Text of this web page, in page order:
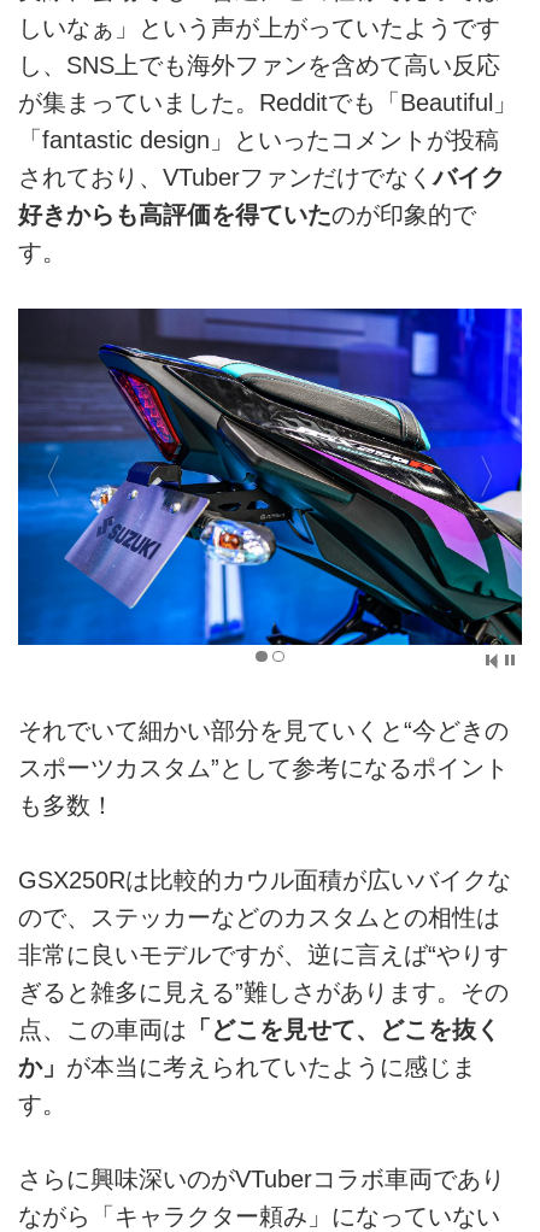
しいなぁ」という声が上がっていたようです
し、SNS上でも海外ファンを含めて高い反応
が集まっていました。Redditでも「Beautiful」
「fantastic design」といったコメントが投稿
されており、VTuberファンだけでなくバイク
好きからも高評価を得ていたのが印象的で
す。
それでいて細かい部分を見ていくと“今どきの
スポーツカスタム”として参考になるポイント
も多数！
GSX250Rは比較的カウル面積が広いバイクな
ので、ステッカーなどのカスタムとの相性は
非常に良いモデルですが、逆に言えば“やりす
ぎると雑多に見える”難しさがあります。その
点、この車両は 「どこを見せて、どこを抜く
か」 が本当に考えられていたように感じま
す。
さらに興味深いのがVTuberコラボ車両であり
ながら「キャラクター頼み」になっていない